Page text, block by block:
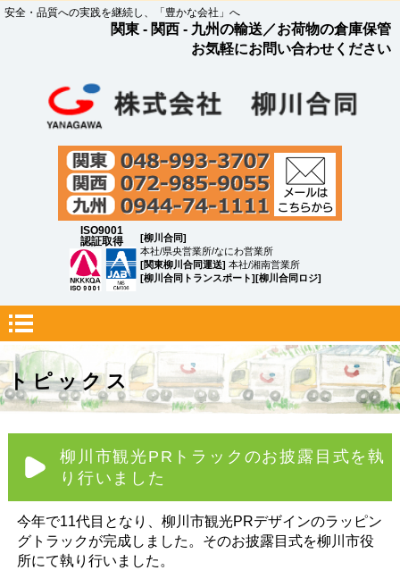
安全・品質への実践を継続し、「豊かな会社」へ
関東 - 関西 - 九州の輸送／お荷物の倉庫保管
お気軽にお問い合わせください
ISO9001
認証取得
[柳川合同]
本社/県央営業所/なにわ営業所
[関東柳川合同運送] 本社/湘南営業所
[柳川合同トランスポート][柳川合同ロジ]
トピックス
柳川市観光PRトラックのお披露目式を執
り行いました
今年で11代目となり、柳川市観光PRデザインのラッピン
グトラックが完成しました。そのお披露目式を柳川市役
所にて執り行いました。